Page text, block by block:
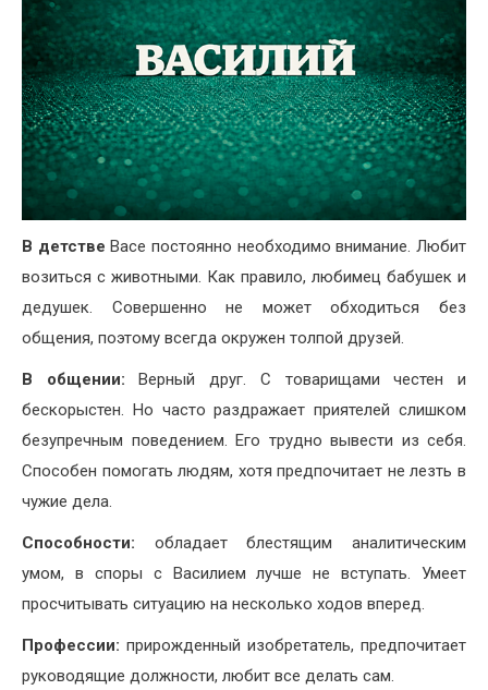
В детстве Васе постоянно необходимо внимание. Любит
возиться с животными. Как правило, любимец бабушек и
дедушек. Совершенно не может обходиться без
общения, поэтому всегда окружен толпой друзей.
В общении: Верный друг. С товарищами честен и
бескорыстен. Но часто раздражает приятелей слишком
безупречным поведением. Его трудно вывести из себя.
Способен помогать людям, хотя предпочитает не лезть в
чужие дела.
Способности: обладает блестящим аналитическим
умом, в споры с Василием лучше не вступать. Умеет
просчитывать ситуацию на несколько ходов вперед.
Профессии: прирожденный изобретатель, предпочитает
руководящие должности, любит все делать сам.